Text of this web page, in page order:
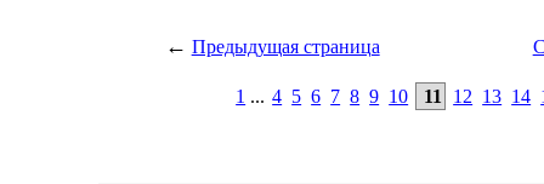
← Предыдущая страница
1 ... 4 5 6 7 8 9 10 11 12 13 14